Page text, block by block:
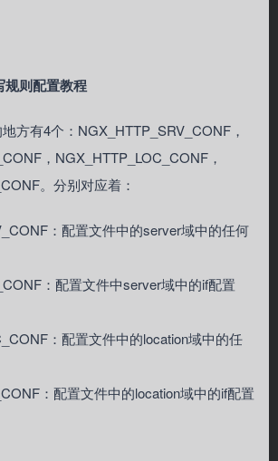
则配置教程
方有4个：NGX_HTTP_SRV_CONF，
，NGX_HTTP_LOC_CONF，
。分别对应着：
：配置文件中的server域中的任何
：配置文件中server域中的if配置
：配置文件中的location域中的任
：配置文件中的location域中的if配置